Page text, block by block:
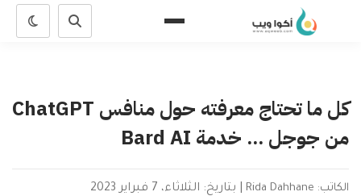
كل ما تحتاج معرفته حول منافس ChatGPT
من جوجل ... خدمة Bard AI
الكاتب: Rida Dahhane بتاريخ: الثلاثاء، 7 فبراير 2023